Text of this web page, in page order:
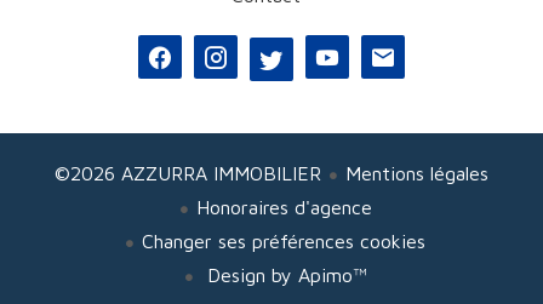
©2026 AZZURRA IMMOBILIER
Mentions légales
Honoraires d'agence
Changer ses préférences cookies
Design by Apimo™